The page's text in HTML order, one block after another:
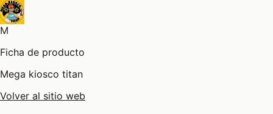
M
Ficha de producto
Mega kiosco titan
Volver al sitio web